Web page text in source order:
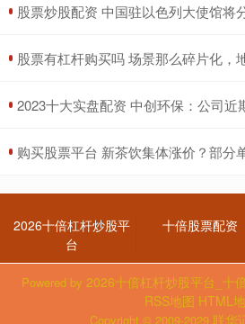
股票炒股配资 中国驻以色列大使馆将分别于
股票有杠杆购买吗 场景那么碎片化，地瓜为
​2023十大实盘配资 中创环保：公司近期
购买股票平台 新茶饮集体涨价？部分
2026十倍杠杆炒股平
台
十倍股票配资
Powered by 2026十倍杠杆炒股平台_十
RSS地图 HTML
Copyright © 2009-2029 联华